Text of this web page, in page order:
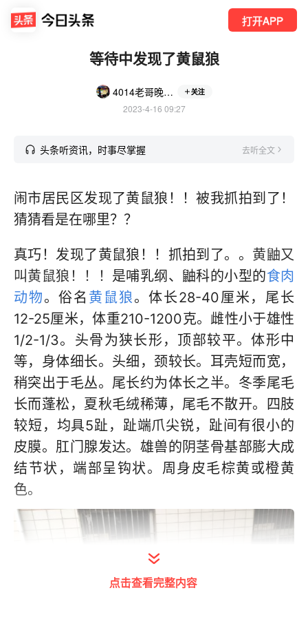
打开APP
等待中发现了黄鼠狼
4014老哥晚上好 关注
2023-4-16 09:27
头条听资讯，时事尽掌握 去听全文
闹市居民区发现了黄鼠狼！！被我抓拍到了！
猜猜看是在哪里？？
真巧！发现了黄鼠狼！！抓拍到了。。 黄鼬又
叫黄鼠狼！！！ 是哺乳纲、鼬科的小型的食肉
动物。俗名 黄鼠狼。体长28-40厘米，尾长
12-25厘米，体重210-1200克。雌性小于雄性
1/2-1/3。头骨为狭长形，顶部较平。体形中
等，身体细长。头细，颈较长。耳壳短而宽，
稍突出于毛丛。尾长约为体长之半。冬季尾毛
长而蓬松，夏秋毛绒稀薄，尾毛不散开。四肢
较短，均具5趾，趾端爪尖锐，趾间有很小的
皮膜。肛门腺发达。雄兽的阴茎骨基部膨大成
结节状，端部呈钩状。周身皮毛棕黄或橙黄
色。
点击查看完整内容